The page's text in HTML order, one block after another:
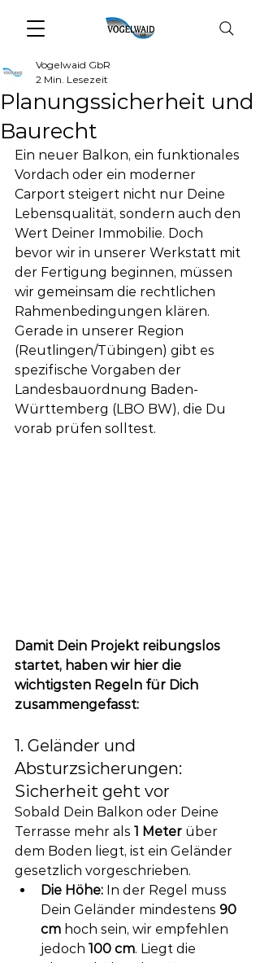
Planungssicherheit und
Baurecht
Vogelwaid GbR
2 Min. Lesezeit
Ein neuer Balkon, ein funktionales
Vordach oder ein moderner
Carport steigert nicht nur Deine
Lebensqualität, sondern auch den
Wert Deiner Immobilie. Doch
bevor wir in unserer Werkstatt mit
der Fertigung beginnen, müssen
wir gemeinsam die rechtlichen
Rahmenbedingungen klären.
Gerade in unserer Region
(Reutlingen/Tübingen) gibt es
spezifische Vorgaben der
Landesbauordnung Baden-
Württemberg (LBO BW), die Du
vorab prüfen solltest.
Damit Dein Projekt reibungslos
startet, haben wir hier die
wichtigsten Regeln für Dich
zusammengefasst:
1. Geländer und
Absturzsicherungen:
Sicherheit geht vor
Sobald Dein Balkon oder Deine
Terrasse mehr als 1 Meter über
dem Boden liegt, ist ein Geländer
gesetzlich vorgeschrieben.
Die Höhe: In der Regel muss
Dein Geländer mindestens 90
cm hoch sein, wir empfehlen
jedoch 100 cm. Liegt die